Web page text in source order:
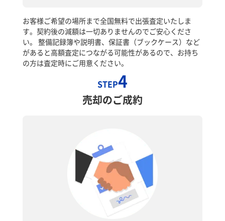
お客様ご希望の場所まで全国無料で出張査定いたしま
す。契約後の減額は一切ありませんのでご安心くださ
い。 整備記録簿や説明書、保証書（ブックケース）など
があると高額査定につながる可能性があるので、お持ち
の方は査定時にご用意ください。
STEP4
売却のご成約